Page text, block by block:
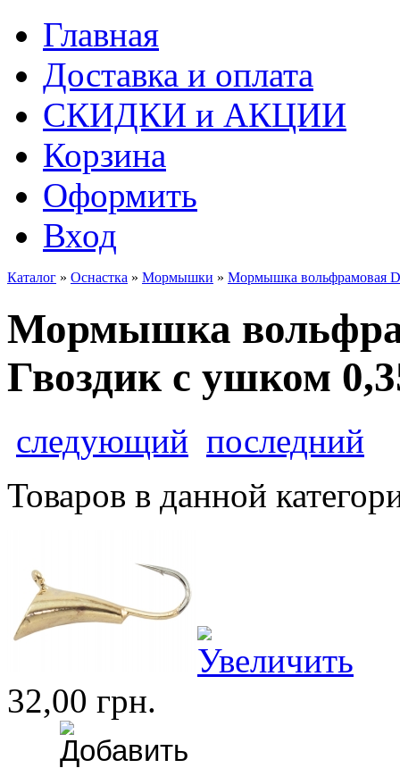
Главная
Доставка и оплата
СКИДКИ и АКЦИИ
Корзина
Оформить
Вход
Каталог » Оснастка » Мормышки » Мормышка вольфрамовая
Мормышка
Гвоздик с ушком
следующий последний
Товаров в данной
32,00 грн.